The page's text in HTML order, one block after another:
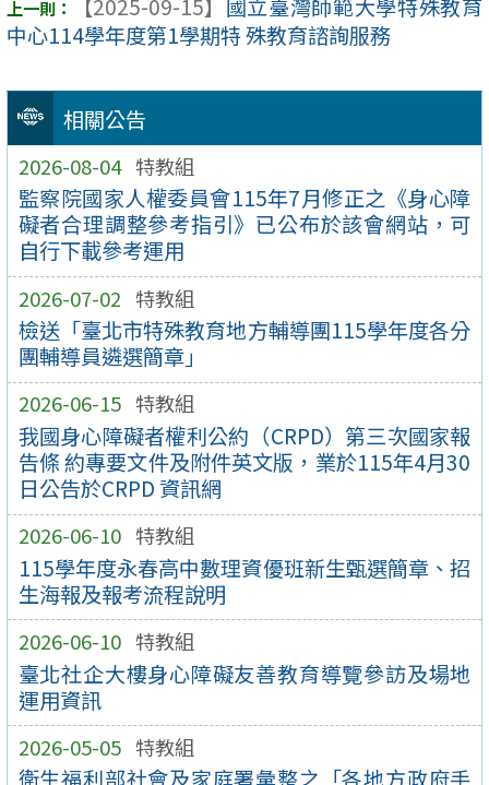
相關公告
2026-08-04 特教組
監察院國家人權委員會115年7月修正之《身心障
礙者合理調整參考指引》已公布於該會網站，可
自行下載參考運用
2026-07-02 特教組
檢送「臺北市特殊教育地方輔導團115學年度各分
團輔導員遴選簡章」
2026-06-15 特教組
我國身心障礙者權利公約（CRPD）第三次國家報
告條 約專要文件及附件英文版，業於115年4月30
日公告於CRPD 資訊網
2026-06-10 特教組
115學年度永春高中數理資優班新生甄選簡章、招
生海報及報考流程說明
2026-06-10 特教組
臺北社企大樓身心障礙友善教育導覽參訪及場地
運用資訊
2026-05-05 特教組
中心114學年度第1學期特 殊教育諮詢服務